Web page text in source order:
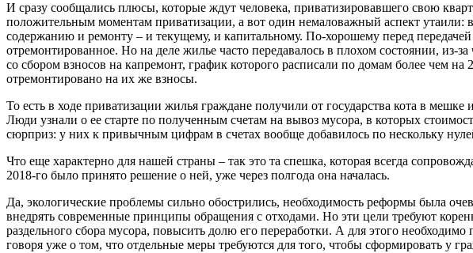
И сразу сообщались плюсы, которые ждут человека, приватизировавшего свою
положительным моментам приватизации, а вот один немаловажный аспект утаили:
содержанию и ремонту – и текущему, и капитальному. По-хорошему перед
отремонтированное. Но на деле жилье часто передавалось в плохом состоянии, из-
со сбором взносов на капремонт, график которого расписали по домам более чем на
отремонтировано на их же взносы.
То есть в ходе приватизации жилья граждане получили от государства кота в
Люди узнали о ее старте по полученным счетам на вывоз мусора, в которых
сюрприз: у них к привычным цифрам в счетах вообще добавилось по нескольку
Что еще характерно для нашей страны – так это та спешка, которая всегда
2018-го было принято решение о ней, уже через полгода она началась.
Да, экологические проблемы сильно обострились, необходимость реформы была
внедрять современные принципы обращения с отходами. Но эти цели требуют
раздельного сбора мусора, повысить долю его переработки. А для этого
говоря уже о том, что отдельные меры требуются для того, чтобы сформировать у